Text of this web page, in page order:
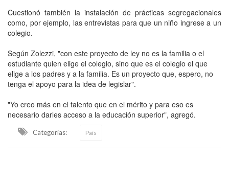
Cuestionó también la instalación de prácticas segregacionales
como, por ejemplo, las entrevistas para que un niño ingrese a un
colegio.
Según Zolezzi, "con este proyecto de ley no es la familia o el
estudiante quien elige el colegio, sino que es el colegio el que
elige a los padres y a la familia. Es un proyecto que, espero, no
tenga el apoyo para la idea de legislar".
"Yo creo más en el talento que en el mérito y para eso es
necesario darles acceso a la educación superior", agregó.
Categorias: País